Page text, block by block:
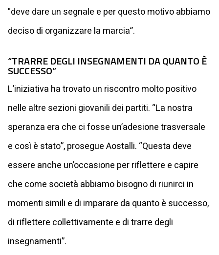
"deve dare un segnale e per questo motivo abbiamo
deciso di organizzare la marcia”.
“TRARRE DEGLI INSEGNAMENTI DA QUANTO È
SUCCESSO”
L’iniziativa ha trovato un riscontro molto positivo
nelle altre sezioni giovanili dei partiti. “La nostra
speranza era che ci fosse un’adesione trasversale
e così è stato”, prosegue Aostalli. “Questa deve
essere anche un’occasione per riflettere e capire
che come società abbiamo bisogno di riunirci in
momenti simili e di imparare da quanto è successo,
di riflettere collettivamente e di trarre degli
insegnamenti”.